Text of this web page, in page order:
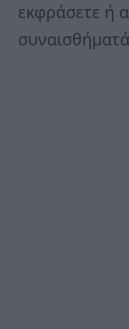
εκφράσετε ή